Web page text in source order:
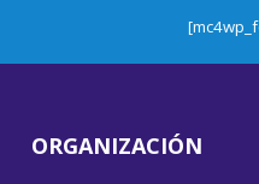
ORGANIZACIÓN